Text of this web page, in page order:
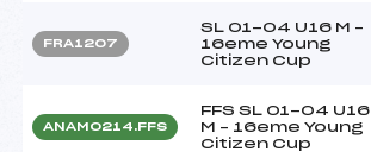
FRA1207
SL 01-04 U16 M –
16eme Young
Citizen Cup
ANAM0214.FFS
FFS SL 01-04 U16
M – 16eme Young
Citizen Cup